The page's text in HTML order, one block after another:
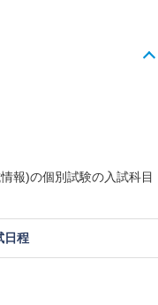
報)の個別試験の入試科目
日程